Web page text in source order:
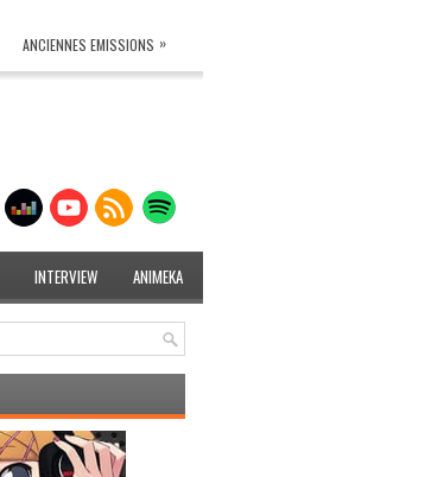
ANCIENNES EMISSIONS »
INTERVIEW ANIMEKA